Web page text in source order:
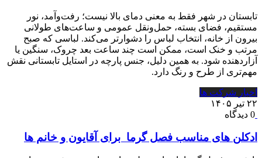
تابستان در شهر فقط به معنی دمای بالا نیست؛ رفت‌وآمد، نور
مستقیم، فضای بسته، حمل‌ونقل عمومی و ساعت‌های طولانی
بیرون از خانه، انتخاب لباس را دشوارتر می‌کند. لباسی که صبح
مرتب و خنک است، ممکن است چند ساعت بعد چروک، سنگین یا
آزاردهنده شود. به همین دلیل، جنس پارچه در استایل تابستانی نقش
مهم‌تری از طرح و رنگ دارد.
اخبار شرکت ها
۲۲ تیر ۱۴۰۵
0 دیدگاه
ادکلن های مناسب فصل گرما برای آقایون و خانم ها